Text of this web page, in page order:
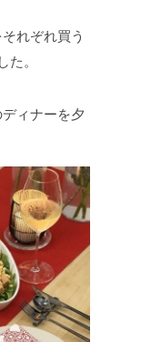
れぞれ買う
た。
ィナーを夕